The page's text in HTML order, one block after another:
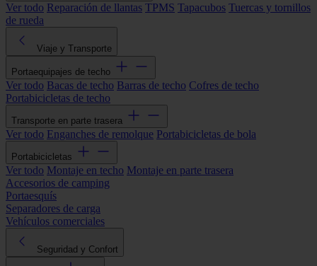
Ver todo Reparación de llantas TPMS Tapacubos Tuercas y tornillos
de rueda
Viaje y Transporte
Portaequipajes de techo
Ver todo Bacas de techo Barras de techo Cofres de techo
Portabicicletas de techo
Transporte en parte trasera
Ver todo Enganches de remolque Portabicicletas de bola
Portabicicletas
Ver todo Montaje en techo Montaje en parte trasera
Accesorios de camping
Portaesquís
Separadores de carga
Vehículos comerciales
Seguridad y Confort